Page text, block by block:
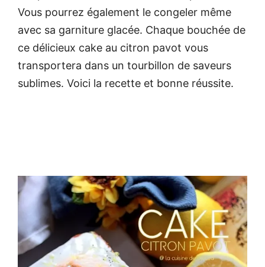
Vous pourrez également le congeler même
avec sa garniture glacée. Chaque bouchée de
ce délicieux cake au citron pavot vous
transportera dans un tourbillon de saveurs
sublimes. Voici la recette et bonne réussite.